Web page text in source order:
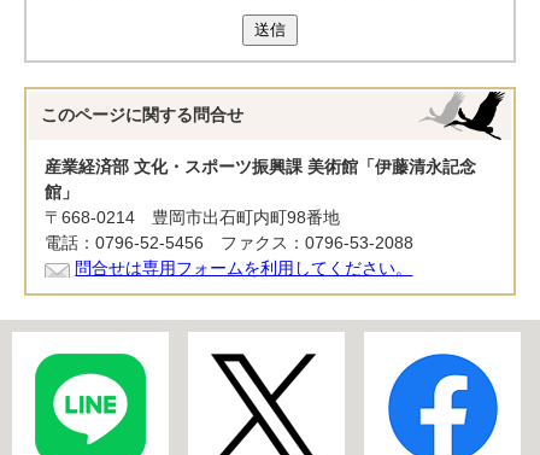
送信
このページに関する 問合せ
産業経済部 文化・スポーツ振興課 美術館「伊藤清永記念
館」
〒668-0214 豊岡市出石町内町98番地
電話：0796-52-5456 ファクス：0796-53-2088
問合せは専用フォームを利用してください。